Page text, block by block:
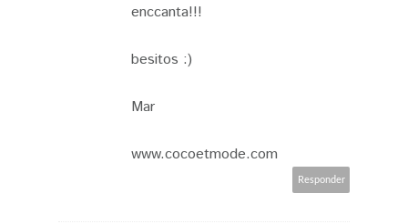
enccanta!!!
besitos :)
Mar
www.cocoetmode.com
Responder